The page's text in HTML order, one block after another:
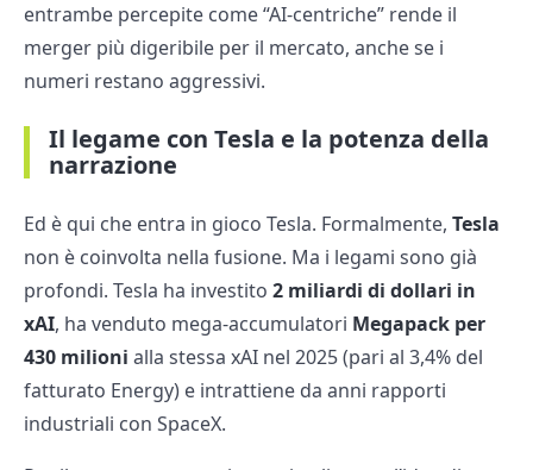
entrambe percepite come “AI-centriche” rende il
merger più digeribile per il mercato, anche se i
numeri restano aggressivi.
Il legame con Tesla e la potenza della
narrazione
Ed è qui che entra in gioco Tesla. Formalmente, Tesla
non è coinvolta nella fusione. Ma i legami sono già
profondi. Tesla ha investito 2 miliardi di dollari in
xAI, ha venduto mega-accumulatori Megapack per
430 milioni alla stessa xAI nel 2025 (pari al 3,4% del
fatturato Energy) e intrattiene da anni rapporti
industriali con SpaceX.